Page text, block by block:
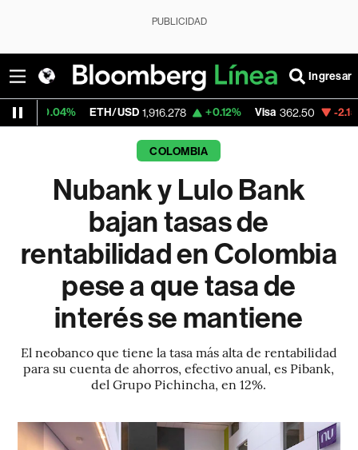
PUBLICIDAD
Ingresar
ETH/USD 1,916.278 +0.12% Visa 362.50 -2.15%
COLOMBIA
Nubank y Lulo Bank
bajan tasas de
rentabilidad en Colombia
pese a que tasa de
interés se mantiene
El neobanco que tiene la tasa más alta de rentabilidad
para su cuenta de ahorros, efectivo anual, es Pibank,
del Grupo Pichincha, en 12%.